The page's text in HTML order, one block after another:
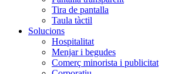
Tira de pantalla
Taula tàctil
Solucions
Hospitalitat
Menjar i begudes
Comerç minorista i publicitat